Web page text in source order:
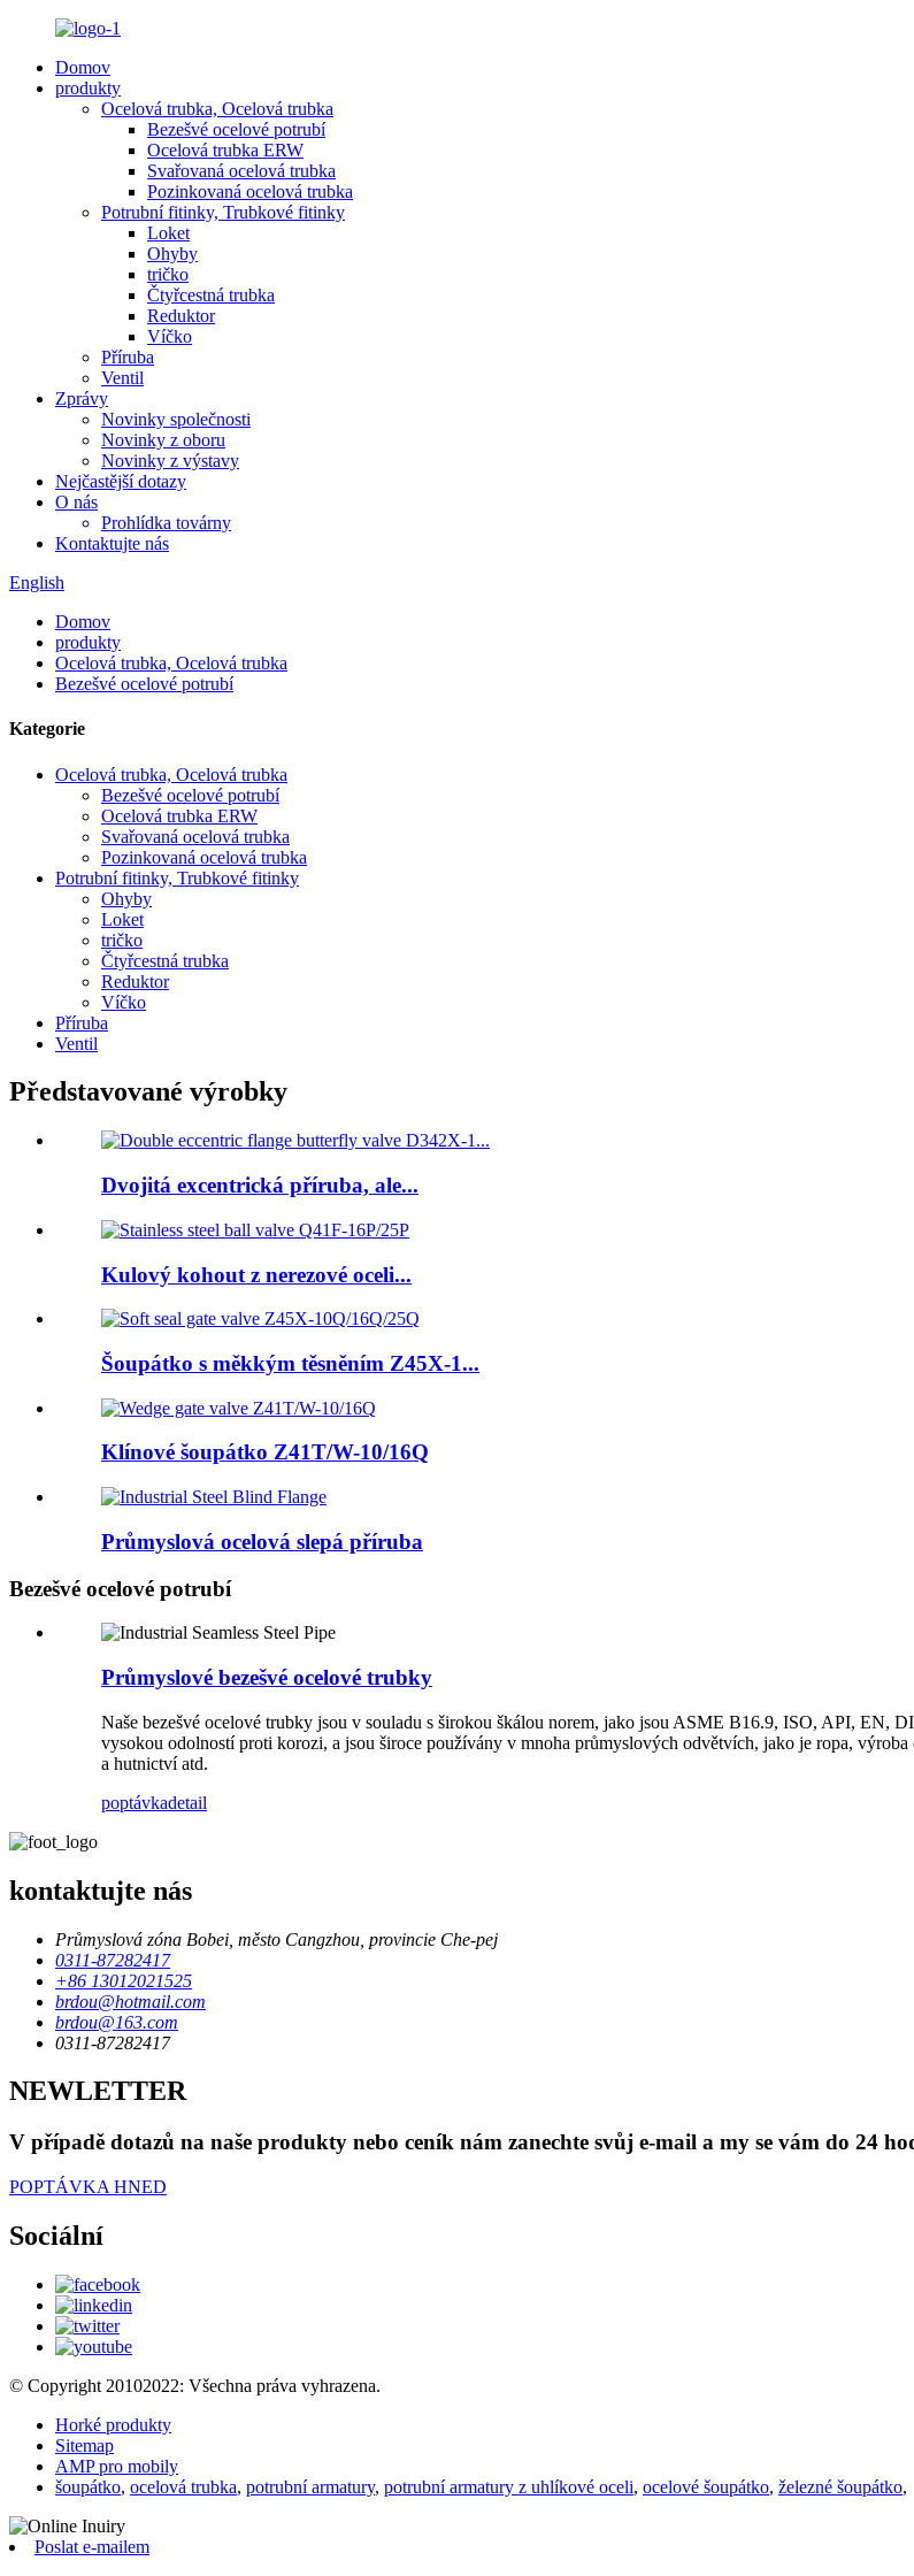
Domov
produkty
Ocelová trubka, Ocelová trubka
Bezešvé ocelové potrubí
Ocelová trubka ERW
Svařovaná ocelová trubka
Pozinkovaná ocelová trubka
Potrubní fitinky, Trubkové fitinky
Loket
Ohyby
tričko
Čtyřcestná trubka
Reduktor
Víčko
Příruba
Ventil
Zprávy
Novinky společnosti
Novinky z oboru
Novinky z výstavy
Nejčastější dotazy
O nás
Prohlídka továrny
Kontaktujte nás
English
Domov
produkty
Ocelová trubka, Ocelová trubka
Bezešvé ocelové potrubí
Kategorie
Ocelová trubka, Ocelová trubka
Bezešvé ocelové potrubí
Ocelová trubka ERW
Svařovaná ocelová trubka
Pozinkovaná ocelová trubka
Potrubní fitinky, Trubkové fitinky
Ohyby
Loket
tričko
Čtyřcestná trubka
Reduktor
Víčko
Příruba
Ventil
Představované výrobky
Dvojitá excentrická příruba, ale...
Kulový kohout z nerezové oceli...
Šoupátko s měkkým těsněním Z45X-1...
Klínové šoupátko Z41T/W-10/16Q
Průmyslová ocelová slepá příruba
Bezešvé ocelové potrubí
Průmyslové bezešvé ocelové trubky
Naše bezešvé ocelové trubky jsou v souladu s širokou škálou norem, jako jsou ASME B16.9, ISO, API, EN,
vysokou odolností proti korozi, a jsou široce používány v mnoha průmyslových odvětvích, jako je ropa,
a hutnictví atd.
poptávkadetail
kontaktujte nás
Průmyslová zóna Bobei, město Cangzhou, provincie Che-pej
0311-87282417
+86 13012021525
brdou@hotmail.com
brdou@163.com
0311-87282417
NEWLETTER
V případě dotazů na naše produkty nebo ceník nám zanechte svůj e-mail a my se vám do 24
POPTÁVKA HNED
Sociální
© Copyright 20102022: Všechna práva vyhrazena.
Horké produkty
Sitemap
AMP pro mobily
šoupátko, ocelová trubka, potrubní armatury, potrubní armatury z uhlíkové oceli, ocelové šoupátko, železné šoupátko,
Poslat e-mailem